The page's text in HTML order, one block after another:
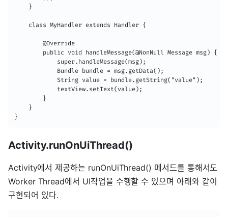
    }
    class MyHandler extends Handler {
        @Override
        public void handleMessage(@NonNull Message msg) {
            super.handleMessage(msg);
            Bundle bundle = msg.getData();
            String value = bundle.getString("value");
            textView.setText(value);
        }
    }
}
Activity.runOnUiThread()
Activity에서 제공하는 runOnUiThread() 메서드를 통해서도
Worker Thread에서 UI작업을 수행할 수 있으며 아래와 같이
구현되어 있다.